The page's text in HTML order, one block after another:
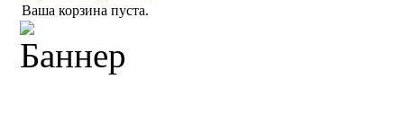
Ваша корзина пуста.